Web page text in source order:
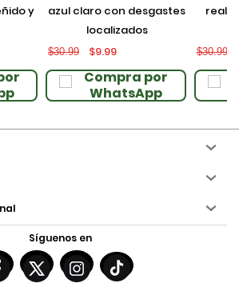
y
azul claro con desgastes
localizados
$30.99 $9.99
Compra por
WhatsApp
$30.99
Síguenos en